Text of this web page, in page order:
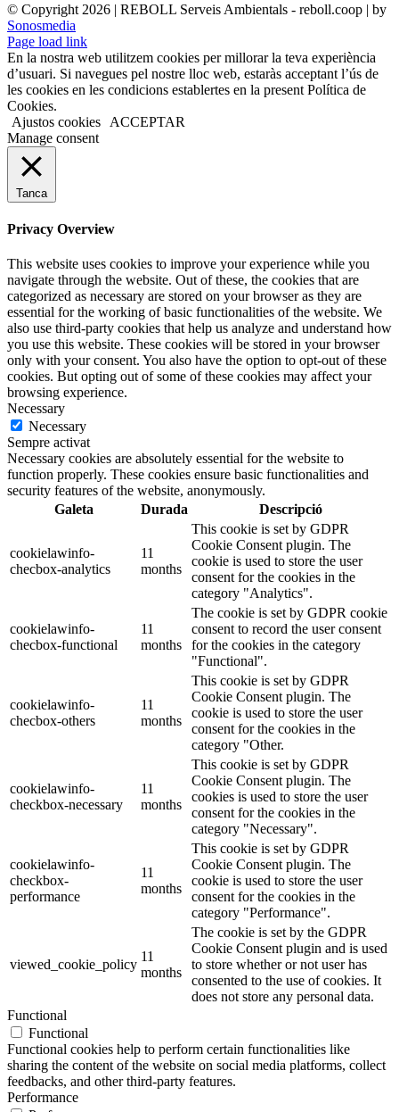
© Copyright 2026 | REBOLL Serveis Ambientals - reboll.coop | by
Sonosmedia
Page load link
En la nostra web utilitzem cookies per millorar la teva experiència
d’usuari. Si navegues pel nostre lloc web, estaràs acceptant l’ús de
les cookies en les condicions establertes en la present Política de
Cookies.
Ajustos cookies
ACCEPTAR
Manage consent
Tanca
Privacy Overview
This website uses cookies to improve your experience while you
navigate through the website. Out of these, the cookies that are
categorized as necessary are stored on your browser as they are
essential for the working of basic functionalities of the website. We
also use third-party cookies that help us analyze and understand how
you use this website. These cookies will be stored in your browser
only with your consent. You also have the option to opt-out of these
cookies. But opting out of some of these cookies may affect your
browsing experience.
Necessary
Necessary
Sempre activat
Necessary cookies are absolutely essential for the website to
function properly. These cookies ensure basic functionalities and
security features of the website, anonymously.
Galeta
Durada Descripció
cookielawinfo-
checbox-analytics
11
months
This cookie is set by GDPR
Cookie Consent plugin. The
cookie is used to store the user
consent for the cookies in the
category "Analytics".
cookielawinfo-
checbox-functional
11
months
The cookie is set by GDPR cookie
consent to record the user consent
for the cookies in the category
"Functional".
cookielawinfo-
checbox-others
11
months
This cookie is set by GDPR
Cookie Consent plugin. The
cookie is used to store the user
consent for the cookies in the
category "Other.
cookielawinfo-
checkbox-necessary
11
months
This cookie is set by GDPR
Cookie Consent plugin. The
cookies is used to store the user
consent for the cookies in the
category "Necessary".
cookielawinfo-
checkbox-
performance
11
months
This cookie is set by GDPR
Cookie Consent plugin. The
cookie is used to store the user
consent for the cookies in the
category "Performance".
viewed_cookie_policy
11
months
The cookie is set by the GDPR
Cookie Consent plugin and is used
to store whether or not user has
consented to the use of cookies. It
does not store any personal data.
Functional
Functional
Functional cookies help to perform certain functionalities like
sharing the content of the website on social media platforms, collect
feedbacks, and other third-party features.
Performance